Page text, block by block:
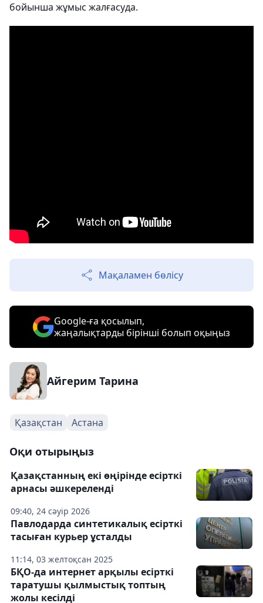
бойынша жұмыс жалғасуда.
Мақаламен бөлісу
Google-ға қосылып,
жаңалықтарды бірінші болып оқыңыз
Айгерим Тарина
Қазақстан Астана
Оқи отырыңыз
09:40, 24 сәуір 2026
Қазақстанның екі өңірінде есірткі
арнасы әшкереленді
11:14, 03 желтоқсан 2025
Павлодарда синтетикалық есірткі
тасыған курьер ұсталды
БҚО-да интернет арқылы есірткі
таратушы қылмыстық топтың
жолы кесілді